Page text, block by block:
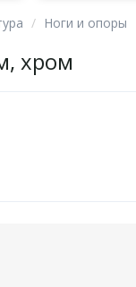
Ноги и опоры
хром